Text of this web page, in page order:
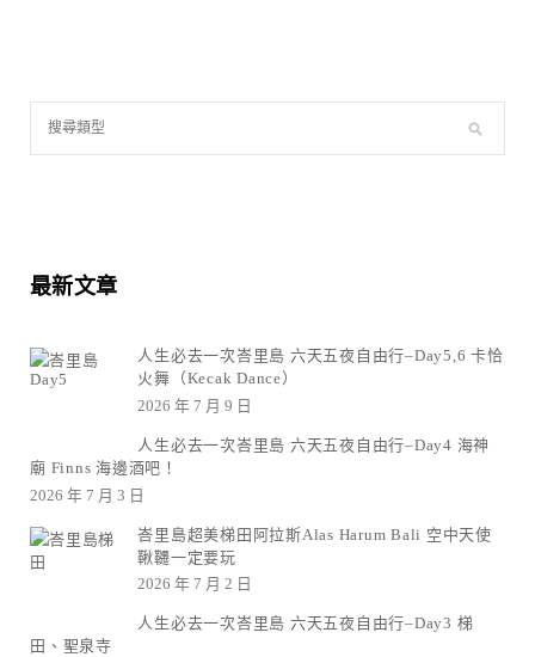
最新文章
人生必去一次峇里島 六天五夜自由行–Day5,6 卡恰
火舞（Kecak Dance）
2026 年 7 月 9 日
人生必去一次峇里島 六天五夜自由行–Day4 海神
廟 Finns 海邊酒吧！
2026 年 7 月 3 日
峇里島超美梯田阿拉斯Alas Harum Bali 空中天使
鞦韆一定要玩
2026 年 7 月 2 日
人生必去一次峇里島 六天五夜自由行–Day3 梯
田、聖泉寺